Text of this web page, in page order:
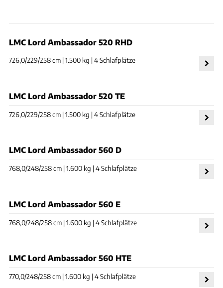
LMC Lord Ambassador 520 RHD
726,0/229/258 cm | 1.500 kg | 4 Schlafplätze
LMC Lord Ambassador 520 TE
726,0/229/258 cm | 1.500 kg | 4 Schlafplätze
LMC Lord Ambassador 560 D
768,0/248/258 cm | 1.600 kg | 4 Schlafplätze
LMC Lord Ambassador 560 E
768,0/248/258 cm | 1.600 kg | 4 Schlafplätze
LMC Lord Ambassador 560 HTE
770,0/248/258 cm | 1.600 kg | 4 Schlafplätze